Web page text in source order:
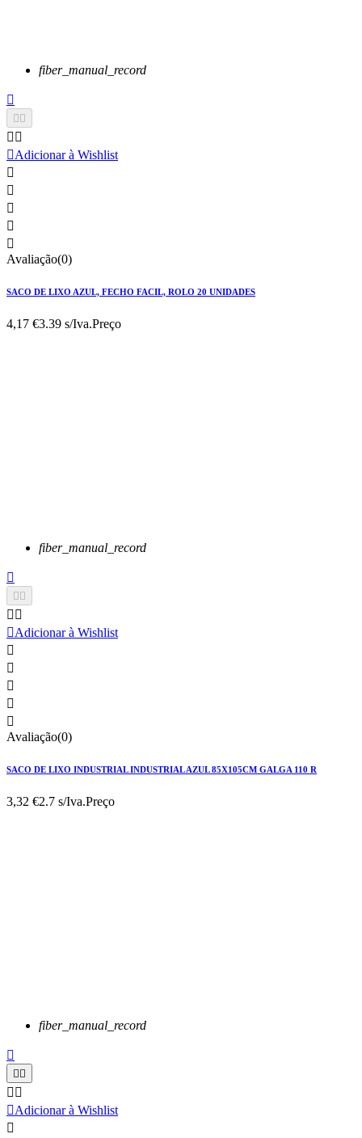
fiber_manual_record

 
 
Adicionar à Wishlist





Avaliação(0)
SACO DE LIXO AZUL, FECHO FACIL, ROLO 20 UNIDADES
4,17 €3.39 s/Iva.Preço
fiber_manual_record

 
 
Adicionar à Wishlist





Avaliação(0)
SACO DE LIXO INDUSTRIAL INDUSTRIAL AZUL 85X105CM GALGA 110 R
3,32 €2.7 s/Iva.Preço
fiber_manual_record

 
 
Adicionar à Wishlist
